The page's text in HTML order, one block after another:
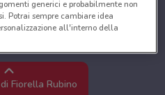
Fiorella Rubino
generici e probabilmente non
Potrai sempre cambiare idea
all'interno della
i dati per fornire:
precisi. Scansione attiva delle
dell’identificazione. Archiviare